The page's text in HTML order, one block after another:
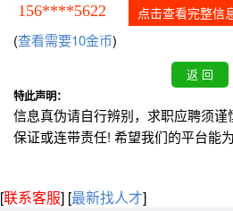
156****5622 点击查看完整信
(查看需要10金币)
特此声明：
信息真伪请自行辨别，求职应聘须
保证或连带责任! 希望我们的平台能
[联系客服] [最新找人才]